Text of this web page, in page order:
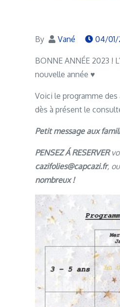
By Vané 04/01/
BONNE ANNÉE 2023 !
nouvelle année ♥
Voici le programme des
dès à présent le
Petit message aux
PENSEZ Á RESERVER
cazifolies@capcazi.fr,
nombreux !